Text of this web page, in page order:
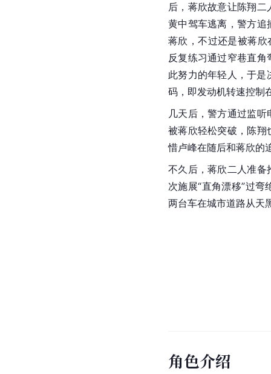
后，蒋欣故意让陈翔二
黄中驾车逃离，警方
蒋欣，不过还是被蒋欣
反复练习通过窄巷直
此努力的年轻人，于
码，即发动机转速控制
几天后，警方通过监听
被蒋欣轻松突破， 陈翔
惜卢峰在随后和蒋欣的
不久后，蒋欣二人准备
次施展“直角漂移”过
两台车在城市道路从天
角色介绍